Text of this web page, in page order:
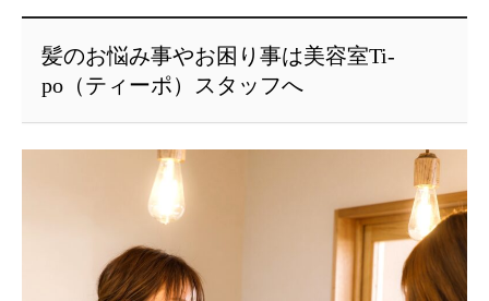
髪のお悩み事やお困り事は美容室Ti-
po（ティーポ）スタッフへ